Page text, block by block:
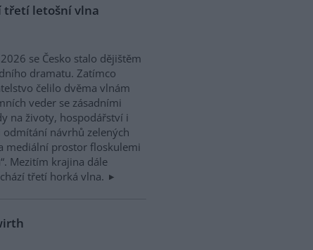
třetí letošní vlna
se Česko stalo dějištěm
dramatu. Zatímco
čelilo dvěma vlnám
veder se zásadními
na životy, hospodářství i
návrhů zelených
mediální prostor floskulemi
Mezitím krajina dále
třetí horká vlna.